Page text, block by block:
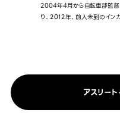
2004年4月から自転車部監督
り、2012年、前人未到のイン
アスリー